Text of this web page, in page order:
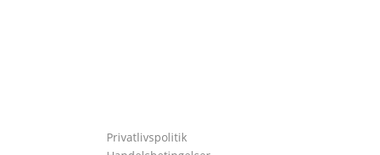
Privatlivspolitik